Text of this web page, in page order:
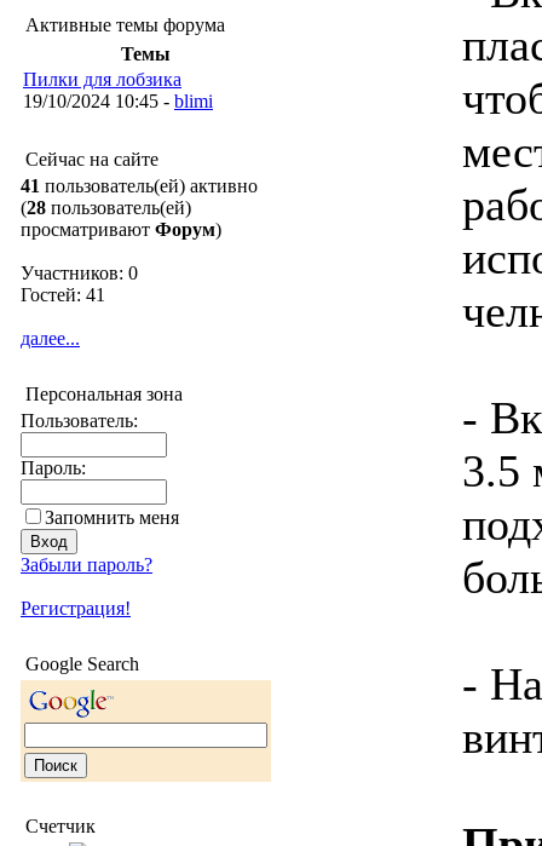
Активные темы форума
Темы
Пилки для лобзика
19/10/2024 10:45 - blimi
Сейчас на сайте
41 пользователь(ей) активно
(28 пользователь(ей)
просматривают Форум)
Участников: 0
Гостей: 41
далее...
Персональная зона
Пользователь:
Пароль:
Запомнить меня
Забыли пароль?
Регистрация!
Google Search
Счетчик
-
3.5
-